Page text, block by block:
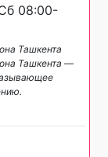
08:00-
Ташкента
Ташкента —